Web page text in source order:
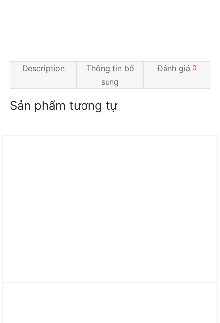
Description
Thông tin bổ
sung
Đánh giá 0
Sản phẩm tương tự